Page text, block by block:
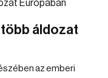
áldozat
az emberi